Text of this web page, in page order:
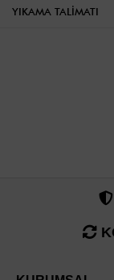
YIKAMA TALIMATI